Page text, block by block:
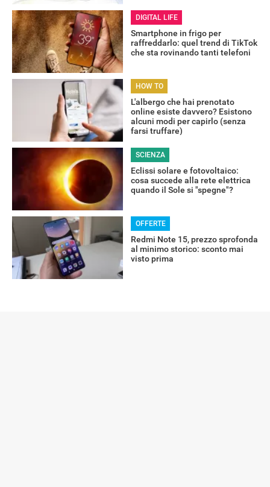
RECENSIONI
DIGITAL LIFE
Smartphone in frigo per
raffreddarlo: quel trend di TikTok
che sta rovinando tanti telefoni
HOW TO
L'albergo che hai prenotato
online esiste davvero? Esistono
alcuni modi per capirlo (senza
farsi truffare)
SCIENZA
Eclissi solare e fotovoltaico:
cosa succede alla rete elettrica
quando il Sole si "spegne"?
OFFERTE
Redmi Note 15, prezzo sprofonda
al minimo storico: sconto mai
visto prima